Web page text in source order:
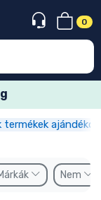
0
ajándékok
Nem